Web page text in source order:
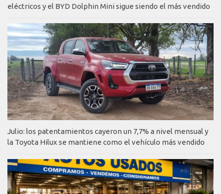
eléctricos y el BYD Dolphin Mini sigue siendo el más vendido
Julio: los patentamientos cayeron un 7,7% a nivel mensual y
la Toyota Hilux se mantiene como el vehículo más vendido